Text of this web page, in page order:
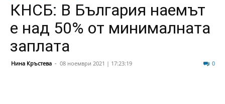
КНСБ: В България наемът
е над 50% от минималната
заплата
Нина Кръстева - 08 ноември 2021 | 17:23:19 0